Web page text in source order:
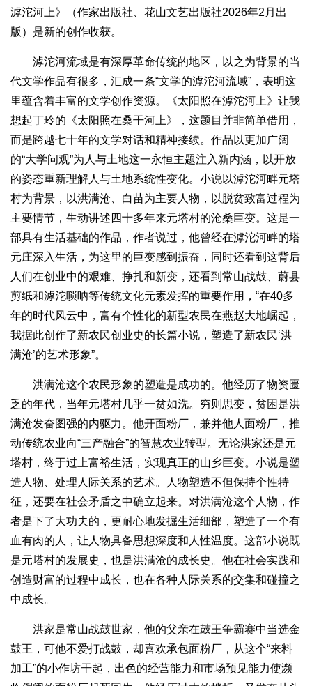
滹沱河上》（作家出版社、花山文艺出版社2026年2月出
版）是新的创作收获。
滹沱河流域是有深厚革命传统的地区，以之为背景的当
代文学作品有很多，汇成一条“文学的滹沱河流域”，表明这
里蕴含着丰富的文学创作资源。《太阳照在滹沱河上》让我
想起丁玲的《太阳照在桑干河上》，这题目并非简单借用，
而是跨越七十年的文学对话和精神接续。作品以更加广阔
的“大学问观”为人与土地这一永恒主题注入新内涵，以开放
的姿态重新理解人与土地系统性变化。小说以滹沱河畔元塔
村为背景，以洪满沧、白苗为主要人物，以脱贫致富过程为
主要情节，生动讲述四十多年来元塔村的沧桑巨变。这是一
部具有生活基础的作品，作者说过，他曾经在滹沱河畔的塔
元庄深入生活，为这里的巨变感到振奋，同时还看到这背后
人们在创业中的艰难、挣扎和新变，还看到常山战鼓、蔚县
剪纸和滹沱唢呐等传统文化元素发挥的重要作用，“在40多
年的时代风云中，富有个性化的新型农民在燕赵大地崛起，
我据此创作了新农民创业史的长篇小说，塑造了新农民‘洪
满沧’的艺术形象”。
洪满沧这个农民形象的塑造是成功的。他经历了物资匮
乏的年代，当年元塔村几乎一贫如洗。穷则思变，贫困是洪
满沧发奋图强的内驱力。他开面粉厂，兼并他人面粉厂，推
动传统农业向“三产融合”的智慧农业转型。无论洪家还是元
塔村，终于过上富裕生活，实现真正的山乡巨变。小说是塑
造人物、处理人际关系的艺术。人物塑造不但保持个性特
征，还要在社会矛盾之中确立起来。对洪满沧这个人物，作
者是下了大功夫的，更耐心地发掘生活细部，塑造了一个有
血有肉的人，让人物具备思想深度和人性温度。这部小说既
是元塔村的发展史，也是洪满沧的成长史。他在社会实践和
创造财富的过程中成长，也在各种人际关系的交集和碰撞之
中成长。
洪家是常山战鼓世家，他的父亲在鼓王争霸赛中当选金
鼓王，可他不爱打战鼓，却喜欢承包面粉厂，从这个“来料
加工”的小作坊干起，出色的经营能力和市场预见能力使濒